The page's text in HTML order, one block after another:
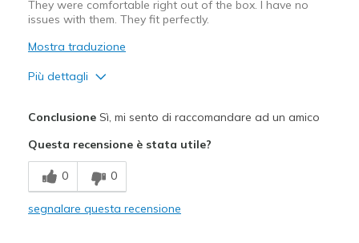
They were comfortable right out of the box. I have no
issues with them. They fit perfectly.
Mostra traduzione
Più dettagli
Breathe Well
Comfortable
ConclusioneSì, mi sento di raccomandare ad un amico
Questa recensione è stata utile?
0 0
segnalare questa recensione